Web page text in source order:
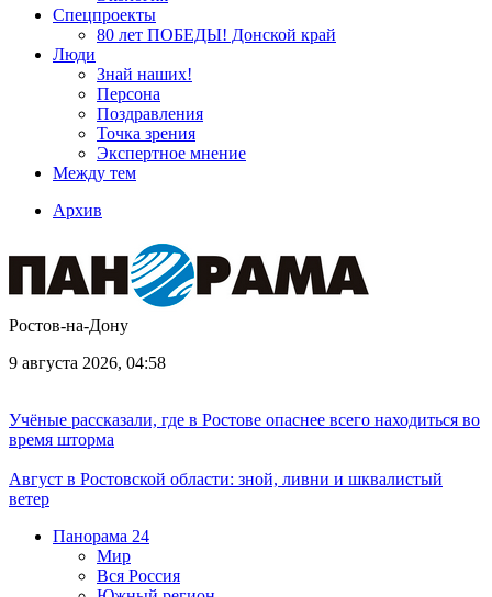
Спецпроекты
80 лет ПОБЕДЫ! Донской край
Люди
Знай наших!
Персона
Поздравления
Точка зрения
Экспертное мнение
Между тем
Архив
Ростов-на-Дону
9 августа 2026, 04:58
Учёные рассказали, где в Ростове опаснее всего находиться во
время шторма
Август в Ростовской области: зной, ливни и шквалистый
ветер
Панорама 24
Мир
Вся Россия